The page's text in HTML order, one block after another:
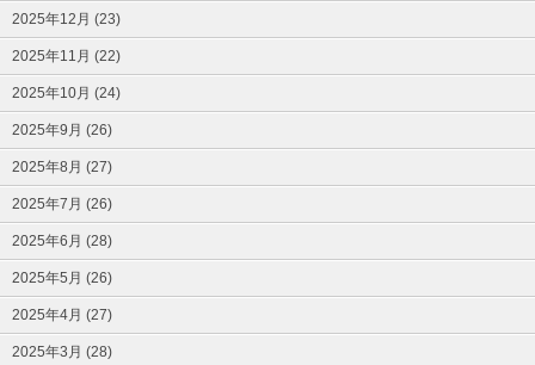
2025年12月 (23)
2025年11月 (22)
2025年10月 (24)
2025年9月 (26)
2025年8月 (27)
2025年7月 (26)
2025年6月 (28)
2025年5月 (26)
2025年4月 (27)
2025年3月 (28)